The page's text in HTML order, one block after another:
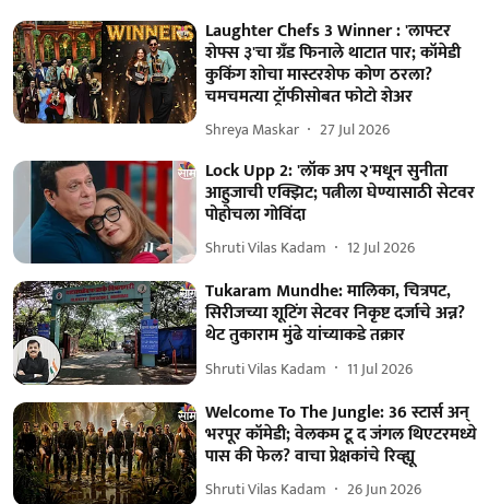
Laughter Chefs 3 Winner : 'लाफ्टर
शेफ्स ३'चा ग्रँड फिनाले थाटात पार; कॉमेडी
कुकिंग शोचा मास्टरशेफ कोण ठरला?
चमचमत्या ट्रॉफीसोबत फोटो शेअर
Shreya Maskar 27 Jul 2026
Lock Upp 2: 'लॉक अप २'मधून सुनीता
आहुजाची एक्झिट; पत्नीला घेण्यासाठी सेटवर
पोहोचला गोविंदा
Shruti Vilas Kadam 12 Jul 2026
Tukaram Mundhe: मालिका, चित्रपट,
सिरीजच्या शूटिंग सेटवर निकृष्ट दर्जाचे अन्न?
थेट तुकाराम मुंढे यांच्याकडे तक्रार
Shruti Vilas Kadam 11 Jul 2026
Welcome To The Jungle: 36 स्टार्स अन्
भरपूर कॉमेडी; वेलकम टू द जंगल थिएटरमध्ये
पास की फेल? वाचा प्रेक्षकांचे रिव्ह्यू
Shruti Vilas Kadam 26 Jun 2026